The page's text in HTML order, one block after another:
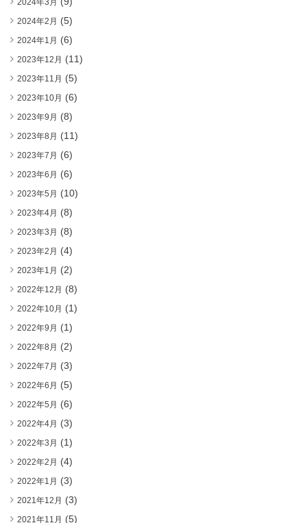
2024年3月
2024年2月 (5)
2024年1月 (6)
2023年12月 (11)
2023年11月 (5)
2023年10月 (6)
2023年9月 (8)
2023年8月 (11)
2023年7月 (6)
2023年6月 (6)
2023年5月 (10)
2023年4月 (8)
2023年3月 (8)
2023年2月 (4)
2023年1月 (2)
2022年12月 (8)
2022年10月 (1)
2022年9月 (1)
2022年8月 (2)
2022年7月 (3)
2022年6月 (5)
2022年5月 (6)
2022年4月 (3)
2022年3月 (1)
2022年2月 (4)
2022年1月 (3)
2021年12月 (3)
2021年11月 (5)